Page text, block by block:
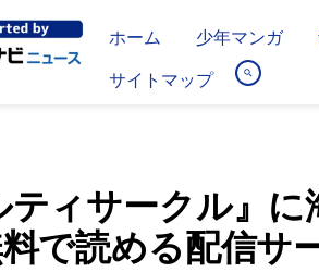
ホーム 少年マンガ
サイトマップ
ティサークル』
で読める配信サ